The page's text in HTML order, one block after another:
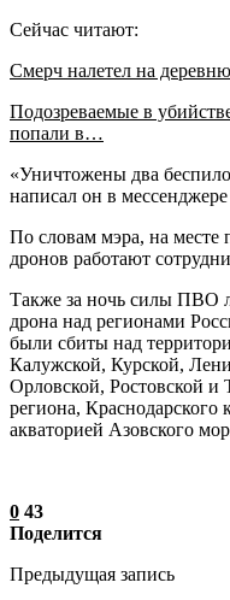
Сейчас читают:
Смерч налетел на
Подозреваемые в
попали в…
«Уничтожены два
написал он в
По словам мэра, на месте
дронов работают
Также за ночь силы ПВО
дрона над регионами
были сбиты над
Калужской, Курской,
Орловской, Ростовской и
региона,
акваторией Азовского
0 43
Поделится
Предыдущая запись